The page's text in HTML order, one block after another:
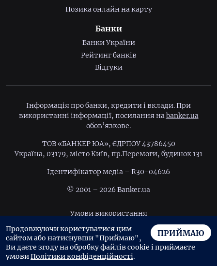
Позика онлайн на карту
Банки
Банки України
Рейтинг банків
Відгуки
Інформація про банки, кредити і вклади. При
використанні інформації, посилання наbanker.ua
обов’язкове.
ТОВ «БАНКЕР ЮА», ЄДРПОУ 43786450
Україна, 03179, місто Київ, пр.Перемоги, будинок 131
Ідентифiкатор медiа – R30-04626
© 2001 – 2026 Banker.ua
Умови використання
Політика конфіденційності
Угода користувача
ПРИЙМАЮ
Продовжуючи користуватися цим
сайтом або натиснувши "Приймаю",
Ви даєте згоду на обробку файлів cookie і приймаєте
умовиПолітики конфіденційності.